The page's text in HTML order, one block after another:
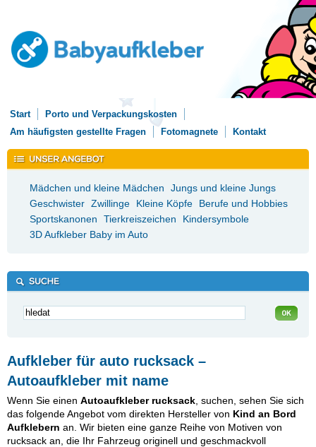
Start
Porto und Verpackungskosten
Am häufigsten gestellte Fragen
Fotomagnete Kontakt
Mädchen und kleine Mädchen
Jungs und kleine Jungs
Geschwister Zwillinge Kleine Köpfe
Berufe und Hobbies
Sportskanonen
Tierkreiszeichen
Kindersymbole
3D Aufkleber Baby im Auto
Aufkleber für auto rucksack –
Autoaufkleber mit name
Wenn Sie einen Autoaufkleber rucksack , suchen, sehen Sie sich
das folgende Angebot vom direkten Hersteller von Kind an Bord
Aufklebern an. Wir bieten eine ganze Reihe von Motiven von
rucksack an, die Ihr Fahrzeug originell und geschmackvoll